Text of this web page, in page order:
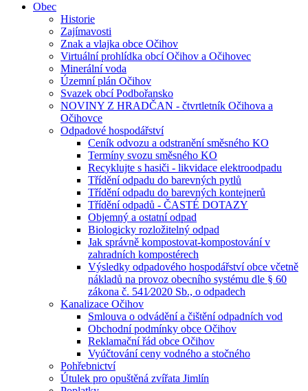
Obec
Historie
Zajímavosti
Znak a vlajka obce Očihov
Virtuální prohlídka obcí Očihov a Očihovec
Minerální voda
Územní plán Očihov
Svazek obcí Podbořansko
NOVINY Z HRADČAN - čtvrtletník Očihova a
Očihovce
Odpadové hospodářství
Ceník odvozu a odstranění směsného KO
Termíny svozu směsného KO
Recyklujte s hasiči - likvidace elektroodpadu
Třídění odpadu do barevných pytlů
Třídění odpadu do barevných kontejnerů
Třídění odpadů - ČASTÉ DOTAZY
Objemný a ostatní odpad
Biologicky rozložitelný odpad
Jak správně kompostovat-kompostování v
zahradních kompostérech
Výsledky odpadového hospodářství obce včetně
nákladů na provoz obecního systému dle § 60
zákona č. 541⁄2020 Sb., o odpadech
Kanalizace Očihov
Smlouva o odvádění a čištění odpadních vod
Obchodní podmínky obce Očihov
Reklamační řád obce Očihov
Vyúčtování ceny vodného a stočného
Pohřebnictví
Útulek pro opuštěná zvířata Jimlín